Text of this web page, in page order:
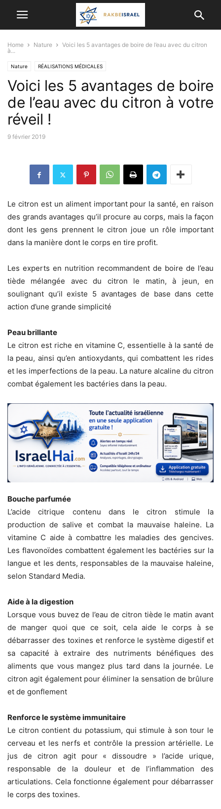
Home Nature
Voici les 5 avantages de boire de l’eau avec du citron
à...
Nature RÉALISATIONS MÉDICALES
Voici les 5 avantages de boire
de l’eau avec du citron à votre
réveil !
9 février 2019
Le citron est un aliment important pour la santé, en raison
des grands avantages qu’il procure au corps, mais la façon
dont les gens prennent le citron joue un rôle important
dans la manière dont le corps en tire profit.
Les experts en nutrition recommandent de boire de l’eau
tiède mélangée avec du citron le matin, à jeun, en
soulignant qu’il existe 5 avantages de base dans cette
action d’une grande simplicité
Peau brillante
Le citron est riche en vitamine C, essentielle à la santé de
la peau, ainsi qu’en antioxydants, qui combattent les rides
et les imperfections de la peau. La nature alcaline du citron
combat également les bactéries dans la peau.
Bouche parfumée
L’acide citrique contenu dans le citron stimule la
production de salive et combat la mauvaise haleine. La
vitamine C aide à combattre les maladies des gencives.
Les flavonoïdes combattent également les bactéries sur la
langue et les dents, responsables de la mauvaise haleine,
selon Standard Media.
Aide à la digestion
Lorsque vous buvez de l’eau de citron tiède le matin avant
de manger quoi que ce soit, cela aide le corps à se
débarrasser des toxines et renforce le système digestif et
sa capacité à extraire des nutriments bénéfiques des
aliments que vous mangez plus tard dans la journée. Le
citron agit également pour éliminer la sensation de brûlure
et de gonflement
Renforce le système immunitaire
Le citron contient du potassium, qui stimule à son tour le
cerveau et les nerfs et contrôle la pression artérielle. Le
jus de citron agit pour « dissoudre » l’acide urique,
responsable de la douleur et de l’inflammation des
articulations. Cela fonctionne également pour débarrasser
le corps des toxines.